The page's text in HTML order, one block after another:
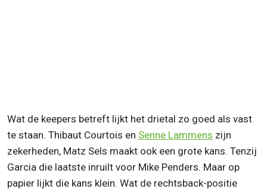
Wat de keepers betreft lijkt het drietal zo goed als vast
te staan. Thibaut Courtois en Senne Lammens zijn
zekerheden, Matz Sels maakt ook een grote kans. Tenzij
Garcia die laatste inruilt voor Mike Penders. Maar op
papier lijkt die kans klein. Wat de rechtsback-positie